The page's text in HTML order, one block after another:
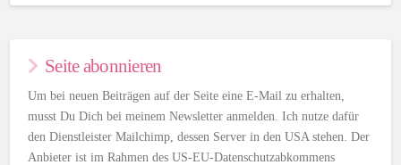
Seite abonnieren
Um bei neuen Beiträgen auf der Seite eine E-Mail zu erhalten,
musst Du Dich bei meinem Newsletter anmelden. Ich nutze dafür
den Dienstleister Mailchimp, dessen Server in den USA stehen. Der
Anbieter ist im Rahmen des US-EU-Datenschutzabkommens